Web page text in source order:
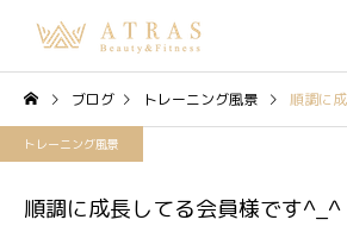
ブログ トレーニング風景 順調に
トレーニング風景
順調に成長してる会員様です^_^